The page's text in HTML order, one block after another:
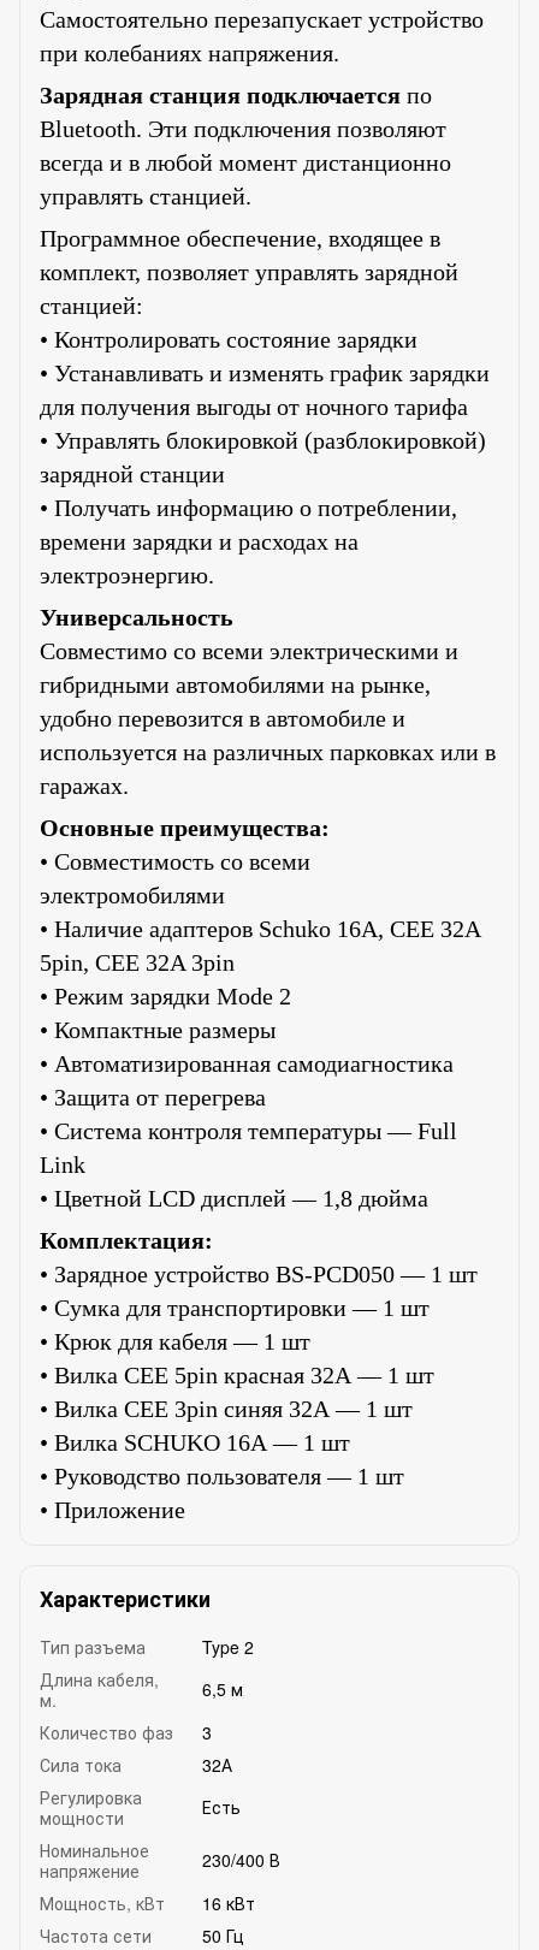
Самостоятельно перезапускает устройство
при колебаниях напряжения.
Зарядная станция подключается по
Bluetooth. Эти подключения позволяют
всегда и в любой момент дистанционно
управлять станцией.
Программное обеспечение, входящее в
комплект, позволяет управлять зарядной
станцией:
• Контролировать состояние зарядки
• Устанавливать и изменять график зарядки
для получения выгоды от ночного тарифа
• Управлять блокировкой (разблокировкой)
зарядной станции
• Получать информацию о потреблении,
времени зарядки и расходах на
электроэнергию.
Универсальность
Совместимо со всеми электрическими и
гибридными автомобилями на рынке,
удобно перевозится в автомобиле и
используется на различных парковках или в
гаражах.
Основные преимущества:
• Совместимость со всеми
электромобилями
• Наличие адаптеров Schuko 16A, CEE 32A
5pin, CEE 32A 3pin
• Режим зарядки Mode 2
• Компактные размеры
• Автоматизированная самодиагностика
• Защита от перегрева
• Система контроля температуры — Full
Link
• Цветной LCD дисплей — 1,8 дюйма
Комплектация:
• Зарядное устройство BS-PCD050 — 1 шт
• Сумка для транспортировки — 1 шт
• Крюк для кабеля — 1 шт
• Вилка CEE 5pin красная 32А — 1 шт
• Вилка CEE 3pin синяя 32А — 1 шт
• Вилка SCHUKO 16А — 1 шт
• Руководство пользователя — 1 шт
• Приложение
Характеристики
Тип разъема
Type 2
Длина кабеля,
м.
6,5 м
Количество фаз
3
Сила тока
32А
Регулировка
мощности
Есть
Номинальное
напряжение
230/400 В
Мощность, кВт
16 кВт
Частота сети
50 Гц